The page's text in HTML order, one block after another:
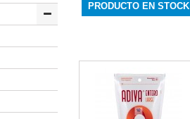
PRODUCTO EN STOCK